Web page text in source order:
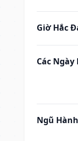
Giờ Hắc
Các Ngày
Ngũ Hành